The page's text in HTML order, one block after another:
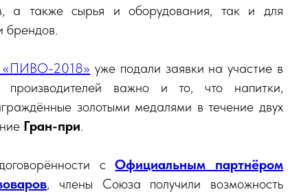
а также сырья и оборудования, так и для
брендов.
«ПИВО-2018» уже подали заявки на участие в
важно и то, что напитки,
золотыми медалями в течение двух
Гран-при.
сОфициальным партнёром
, члены Союза получили возможность